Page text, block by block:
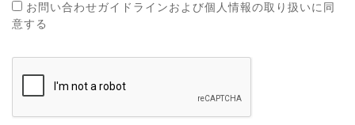
お問い合わせガイドラインおよび個人情報の取り扱いに同
意する